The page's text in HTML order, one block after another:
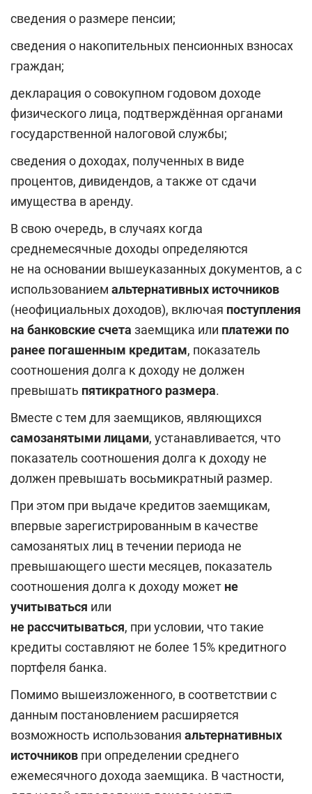
сведения о размере пенсии;
сведения о накопительных пенсионных взносах
граждан;
декларация о совокупном годовом доходе
физического лица, подтверждённая органами
государственной налоговой службы;
сведения о доходах, полученных в виде
процентов, дивидендов, а также от сдачи
имущества в аренду.
В свою очередь, в случаях когда
среднемесячные доходы определяются
не на основании вышеуказанных документов, а с
использованием альтернативных источников
(неофициальных доходов), включая поступления
на банковские счета заемщика или платежи по
ранее погашенным кредитам, показатель
соотношения долга к доходу не должен
превышать пятикратного размера.
Вместе с тем для заемщиков, являющихся
самозанятыми лицами, устанавливается, что
показатель соотношения долга к доходу не
должен превышать восьмикратный размер.
При этом при выдаче кредитов заемщикам,
впервые зарегистрированным в качестве
самозанятых лиц в течении периода не
превышающего шести месяцев, показатель
соотношения долга к доходу может не
учитываться или
не рассчитываться, при условии, что такие
кредиты составляют не более 15% кредитного
портфеля банка.
Помимо вышеизложенного, в соответствии с
данным постановлением расширяется
возможность использования альтернативных
источников при определении среднего
ежемесячного дохода заемщика. В частности,